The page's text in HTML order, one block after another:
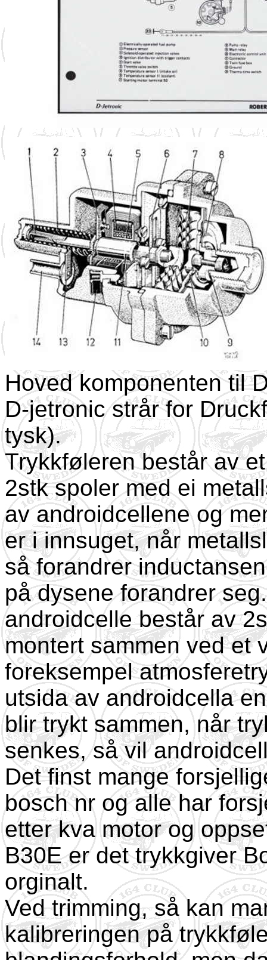
Hoved komponenten til
D-jetronic strår for
tysk).
Trykkføleren består av
2stk spoler med ei
av androidcellene og
er i innsuget, når
så forandrer
på dysene forandrer
androidcelle består av
montert sammen ved et
foreksempel
utsida av androidcella
blir trykt sammen, når
senkes, så vil
Det finst mange
bosch nr og alle har
etter kva motor og
B30E er det trykkgiver
orginalt.
Ved trimming, så kan
kalibreringen på